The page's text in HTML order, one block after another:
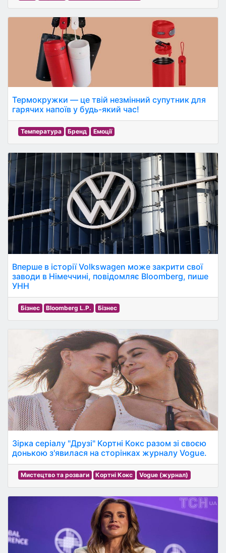
Термокружки — це твій незмінний супутник для
гарячих напоїв у будь-який час!
Температура Бренд Емоції
Вперше в історії Volkswagen може закрити свої
заводи в Німеччині, повідомляє Bloomberg, пише
УНН
Бізнес Bloomberg L.P. Бізнес
Зірка серіалу "Друзі" Кортні Кокс разом зі своєю
донькою з'явилася на сторінках журналу Vogue.
Мистецтво та розваги Кортні Кокс Vogue (журнал)